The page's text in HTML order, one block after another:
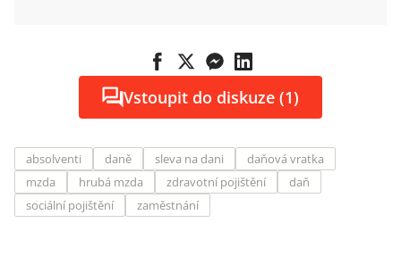
Vstoupit do diskuze (1)
absolventi daně sleva na dani
daňová vratka
mzda
hrubá mzda zdravotní pojištění
daň
sociální pojištění
zaměstnání